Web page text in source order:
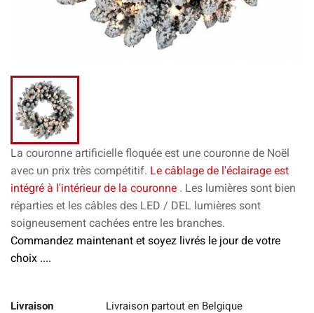
La couronne artificielle floquée est une couronne de Noël
avec un prix très compétitif. Le câblage de l'éclairage est
intégré à l'intérieur de la couronne . Les lumières sont bien
réparties et les câbles des LED / DEL lumières sont
soigneusement cachées entre les branches.
Commandez maintenant et soyez livrés le jour de votre
choix ....
Livraison Livraison partout en Belgique